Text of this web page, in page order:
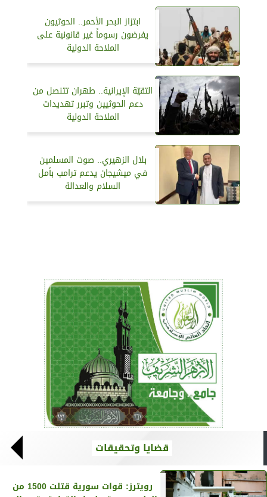
ابتزاز البحر الأحمر.. الحوثيون
يفرضون رسوماً غير قانونية على
الملاحة الدولية
التقيّة الإيرانية.. طهران تتنصل من
دعم الحوثيين وتبرر تهديدات
الملاحة الدولية
بلال الزهيري.. صوت المسلمين
في ميشيجان يدعم ترامب بأمل
السلام والعدالة
قضايا وتحقيقات
رويترز‏: قوات سورية قتلت 1500 من